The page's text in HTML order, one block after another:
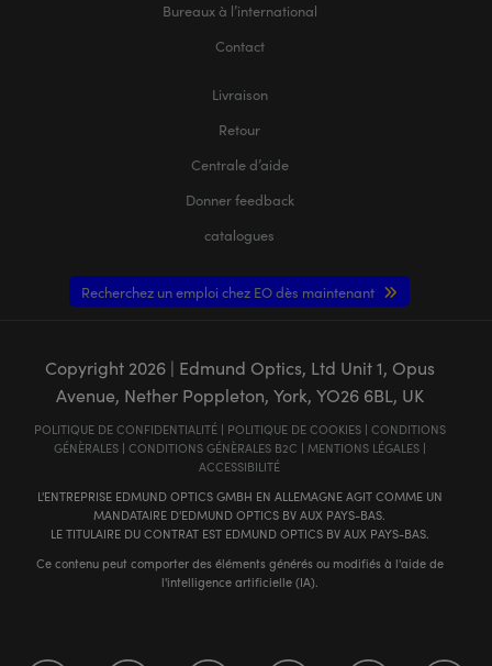
Bureaux à l’international
Contact
Livraison
Retour
Centrale d’aide
Donner feedback
catalogues
Recherchez un emploi chez EO dès maintenant
Copyright 2026| Edmund Optics, Ltd Unit 1, Opus
Avenue, Nether Poppleton, York, YO26 6BL, UK
POLITIQUE DE CONFIDENTIALITÉ| POLITIQUE DE COOKIES| CONDITIONS
GÉNÈRALES| CONDITIONS GÉNÈRALES B2C | MENTIONS LÉGALES|
ACCESSIBILITÉ
L'ENTREPRISE EDMUND OPTICS GMBH EN ALLEMAGNE AGIT COMME UN
MANDATAIRE D'EDMUND OPTICS BV AUX PAYS-BAS.
LE TITULAIRE DU CONTRAT EST EDMUND OPTICS BV AUX PAYS-BAS.
Ce contenu peut comporter des éléments générés ou modifiés à l'aide de
l'intelligence artificielle (IA).